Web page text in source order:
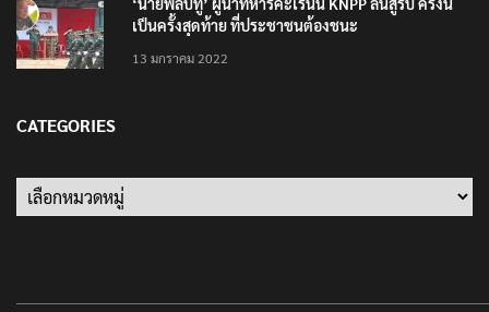
เป็นครั้งสุดท้าย ที่ประชาชนต้องชนะ
13 มกราคม 2022
CATEGORIES
Categories